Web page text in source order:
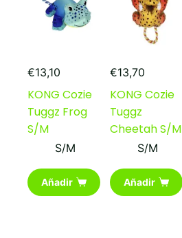
€13,10
KONG Cozie
Tuggz Frog
S/M
S/M
Añadir
€13,70
KONG Cozie
Tuggz
Cheetah S/M
S/M
Añadir